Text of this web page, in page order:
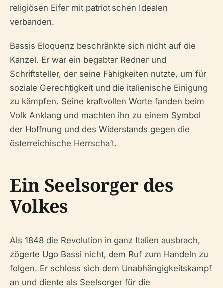
religiösen Eifer mit patriotischen Idealen
verbanden.
Bassis Eloquenz beschränkte sich nicht auf die
Kanzel. Er war ein begabter Redner und
Schriftsteller, der seine Fähigkeiten nutzte, um für
soziale Gerechtigkeit und die italienische Einigung
zu kämpfen. Seine kraftvollen Worte fanden beim
Volk Anklang und machten ihn zu einem Symbol
der Hoffnung und des Widerstands gegen die
österreichische Herrschaft.
Ein Seelsorger des
Volkes
Als 1848 die Revolution in ganz Italien ausbrach,
zögerte Ugo Bassi nicht, dem Ruf zum Handeln zu
folgen. Er schloss sich dem Unabhängigkeitskampf
an und diente als Seelsorger für die